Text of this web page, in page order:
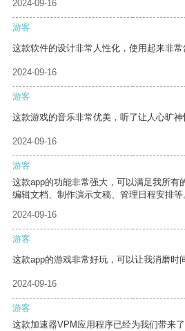
2024-09-16
游客
这款软件的设计非常人性化，使用起来非常
2024-09-16
游客
这款游戏的音乐非常优美，听了让人心旷神
2024-09-16
游客
这款app的功能非常强大，可以满足我所有
编辑文档、制作演示文稿、管理日程安排等
2024-09-16
游客
这款app的游戏非常好玩，可以让我消磨时
2024-09-16
游客
这款加速器VPM应用程序已经为我们带来